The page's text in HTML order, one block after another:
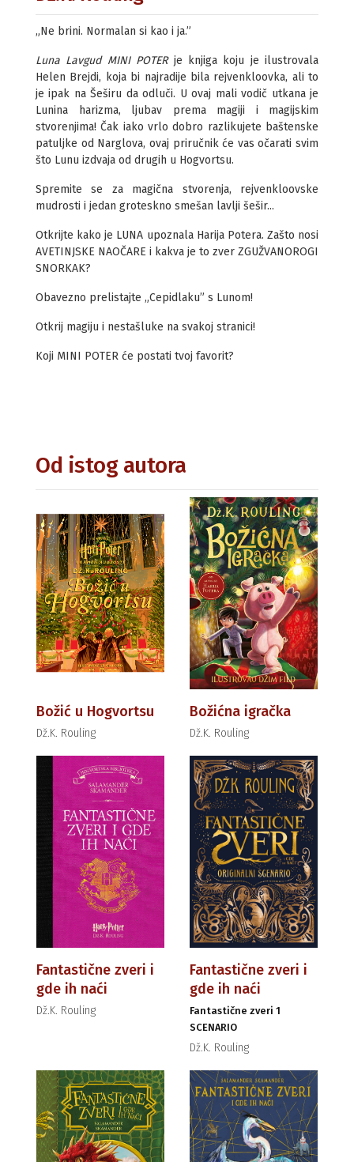
„Ne brini. Normalan si kao i ja.”
Luna Lavgud MINI POTERje knjiga koju je ilustrovala
Helen Brejdi, koja bi najradije bila rejvenkloovka, ali to
je ipak na Šeširu da odluči. U ovaj mali vodič utkana je
Lunina harizma, ljubav prema magiji i magijskim
stvorenjima! Čak iako vrlo dobro razlikujete baštenske
patuljke od Narglova, ovaj priručnik će vas očarati svim
što Lunu izdvaja od drugih u Hogvortsu.
Spremite se za magična stvorenja, rejvenkloovske
mudrosti i jedan groteskno smešan lavlji šešir...
Otkrijte kako je LUNA upoznala Harija Potera. Zašto nosi
AVETINJSKE NAOČARE i kakva je to zver ZGUŽVANOROGI
SNORKAK?
Obavezno prelistajte „Cepidlaku” s Lunom!
Otkrij magiju i nestašluke na svakoj stranici!
Koji MINI POTER će postati tvoj favorit?
Od istog autora
Božić u Hogvortsu
Dž.K. Rouling
Božićna igračka
Dž.K. Rouling
Fantastične zveri i
gde ih naći
Dž.K. Rouling
Fantastične zveri i
gde ih naći
Fantastične zveri 1
SCENARIO
Dž.K. Rouling